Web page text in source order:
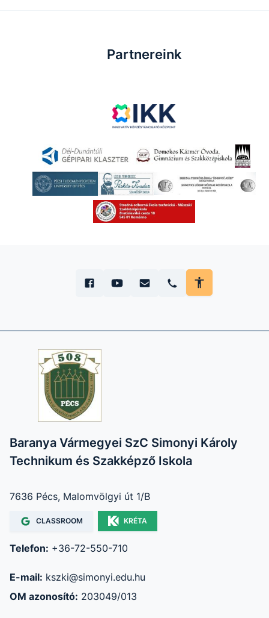
Partnereink
Baranya Vármegyei SzC Simonyi Károly
Technikum és Szakképző Iskola
7636 Pécs, Malomvölgyi út 1/B
CLASSROOM KRÉTA
Telefon: +36-72-550-710
E-mail: kszki@simonyi.edu.hu
OM azonosító: 203049/013